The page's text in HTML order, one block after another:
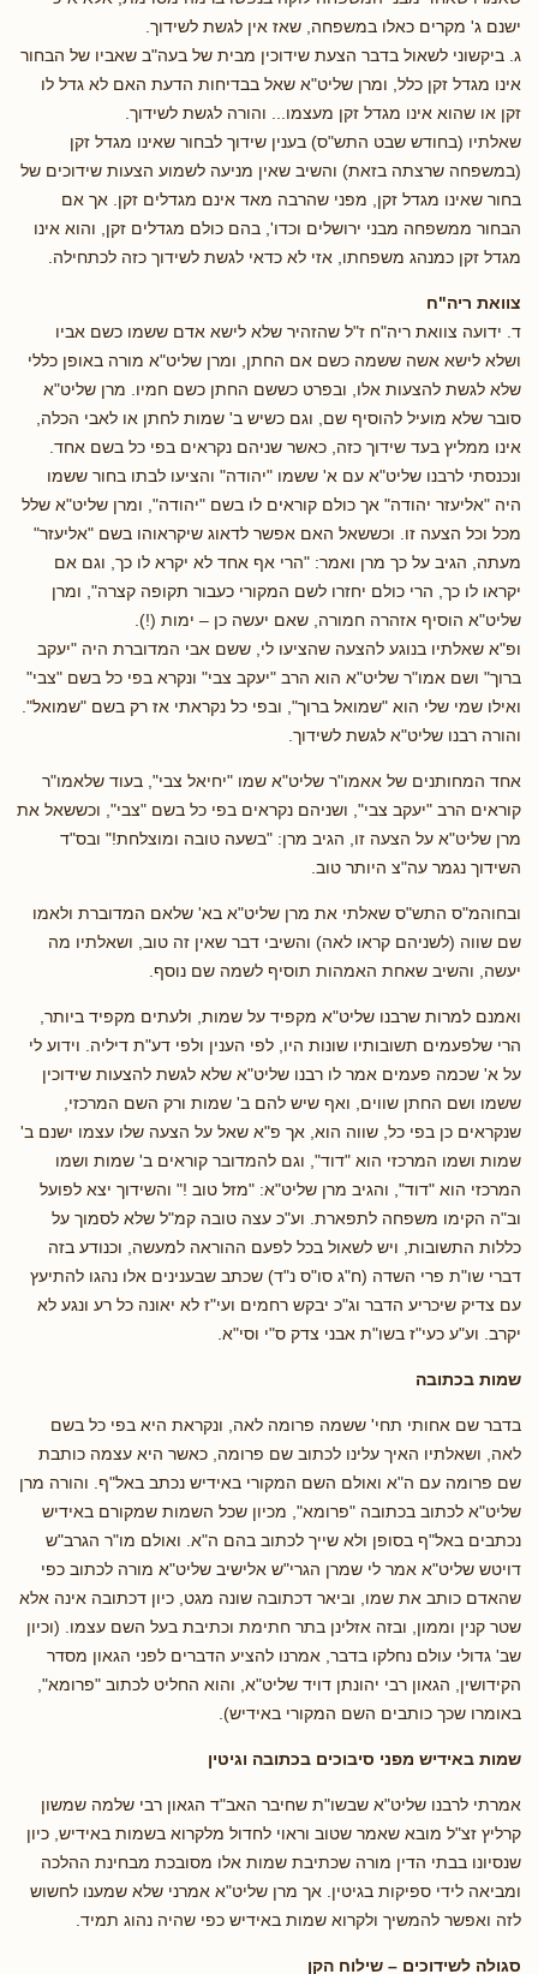
ישנם ג' מקרים כאלו במשפחה, שאז אין לגשת לשידוך.
ג. ביקשוני לשאול בדבר הצעת שידוכין מבית של בעה"ב שאביו של הבחור
אינו מגדל זקן כלל, ומרן שליט"א שאל בבדיחות הדעת האם לא גדל לו
זקן או שהוא אינו מגדל זקן מעצמו... והורה לגשת לשידוך.
שאלתיו (בחודש שבט התש"ס) בענין שידוך לבחור שאינו מגדל זקן
(במשפחה שרצתה בזאת) והשיב שאין מניעה לשמוע הצעות שידוכים של
בחור שאינו מגדל זקן, מפני שהרבה מאד אינם מגדלים זקן. אך אם
הבחור ממשפחה מבני ירושלים וכדו', בהם כולם מגדלים זקן, והוא אינו
מגדל זקן כמנהג משפחתו, אזי לא כדאי לגשת לשידוך כזה לכתחילה.
צוואת ריה"ח
ד. ידועה צוואת ריה"ח ז"ל שהזהיר שלא לישא אדם ששמו כשם אביו
ושלא לישא אשה ששמה כשם אם החתן, ומרן שליט"א מורה באופן כללי
שלא לגשת להצעות אלו, ובפרט כששם החתן כשם חמיו. מרן שליט"א
סובר שלא מועיל להוסיף שם, וגם כשיש ב' שמות לחתן או לאבי הכלה,
אינו ממליץ בעד שידוך כזה, כאשר שניהם נקראים בפי כל בשם אחד.
ונכנסתי לרבנו שליט"א עם א' ששמו "יהודה" והציעו לבתו בחור ששמו
היה "אליעזר יהודה" אך כולם קוראים לו בשם "יהודה", ומרן שליט"א שלל
מכל וכל הצעה זו. וכששאל האם אפשר לדאוג שיקראוהו בשם "אליעזר"
מעתה, הגיב על כך מרן ואמר: "הרי אף אחד לא יקרא לו כך, וגם אם
יקראו לו כך, הרי כולם יחזרו לשם המקורי כעבור תקופה קצרה", ומרן
שליט"א הוסיף אזהרה חמורה, שאם יעשה כן – ימות (!).
ופ"א שאלתיו בנוגע להצעה שהציעו לי, ששם אבי המדוברת היה "יעקב
ברוך" ושם אמו"ר שליט"א הוא הרב "יעקב צבי" ונקרא בפי כל בשם "צבי"
ואילו שמי שלי הוא "שמואל ברוך", ובפי כל נקראתי אז רק בשם "שמואל".
והורה רבנו שליט"א לגשת לשידוך.
אחד המחותנים של אאמו"ר שליט"א שמו "יחיאל צבי", בעוד שלאמו"ר
קוראים הרב "יעקב צבי", ושניהם נקראים בפי כל בשם "צבי", וכששאל את
מרן שליט"א על הצעה זו, הגיב מרן: "בשעה טובה ומוצלחת!" ובס"ד
השידוך נגמר עה"צ היותר טוב.
ובחוהמ"ס התש"ס שאלתי את מרן שליט"א בא' שלאם המדוברת ולאמו
שם שווה (לשניהם קראו לאה) והשיבי דבר שאין זה טוב, ושאלתיו מה
יעשה, והשיב שאחת האמהות תוסיף לשמה שם נוסף.
ואמנם למרות שרבנו שליט"א מקפיד על שמות, ולעתים מקפיד ביותר,
הרי שלפעמים תשובותיו שונות היו, לפי הענין ולפי דע"ת דיליה. וידוע לי
על א' שכמה פעמים אמר לו רבנו שליט"א שלא לגשת להצעות שידוכין
ששמו ושם החתן שווים, ואף שיש להם ב' שמות ורק השם המרכזי,
שנקראים כן בפי כל, שווה הוא, אך פ"א שאל על הצעה שלו עצמו ישנם ב'
שמות ושמו המרכזי הוא "דוד", וגם להמדובר קוראים ב' שמות ושמו
המרכזי הוא "דוד", והגיב מרן שליט"א: "מזל טוב !" והשידוך יצא לפועל
וב"ה הקימו משפחה לתפארת. וע"כ עצה טובה קמ"ל שלא לסמוך על
כללות התשובות, ויש לשאול בכל לפעם ההוראה למעשה, וכנודע בזה
דברי שו"ת פרי השדה (ח"ג סו"ס נ"ד) שכתב שבענינים אלו נהגו להתיעץ
עם צדיק שיכריע הדבר וג"כ יבקש רחמים ועי"ז לא יאונה כל רע ונגע לא
יקרב. וע"ע כעי"ז בשו"ת אבני צדק ס"י וסי"א.
שמות בכתובה
בדבר שם אחותי תחי' ששמה פרומה לאה, ונקראת היא בפי כל בשם
לאה, ושאלתיו האיך עלינו לכתוב שם פרומה, כאשר היא עצמה כותבת
שם פרומה עם ה"א ואולם השם המקורי באידיש נכתב באל"ף. והורה מרן
שליט"א לכתוב בכתובה "פרומא", מכיון שכל השמות שמקורם באידיש
נכתבים באל"ף בסופן ולא שייך לכתוב בהם ה"א. ואולם מו"ר הגרב"ש
דויטש שליט"א אמר לי שמרן הגרי"ש אלישיב שליט"א מורה לכתוב כפי
שהאדם כותב את שמו, וביאר דכתובה שונה מגט, כיון דכתובה אינה אלא
שטר קנין וממון, ובזה אזלינן בתר חתימת וכתיבת בעל השם עצמו. (וכיון
שב' גדולי עולם נחלקו בדבר, אמרנו להציע הדברים לפני הגאון מסדר
הקידושין, הגאון רבי יהונתן דויד שליט"א, והוא החליט לכתוב "פרומא",
באומרו שכך כותבים השם המקורי באידיש).
שמות באידיש מפני סיבוכים בכתובה וגיטין
אמרתי לרבנו שליט"א שבשו"ת שחיבר האב"ד הגאון רבי שלמה שמשון
קרליץ זצ"ל מובא שאמר שטוב וראוי לחדול מלקרוא בשמות באידיש, כיון
שנסיונו בבתי הדין מורה שכתיבת שמות אלו מסובכת מבחינת ההלכה
ומביאה לידי ספיקות בגיטין. אך מרן שליט"א אמרני שלא שמענו לחשוש
לזה ואפשר להמשיך ולקרוא שמות באידיש כפי שהיה נהוג תמיד.
סגולה לשידוכים – שילוח הקן